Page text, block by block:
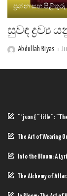
ප්‍රශ්න සහ පිළිතුරු
සුවඳ ද්‍රව්‍ය
PostedAbdullah Riyas
“`json { “title”:
The Art of Wearing
Into the Bloom: A
The Alchemy of